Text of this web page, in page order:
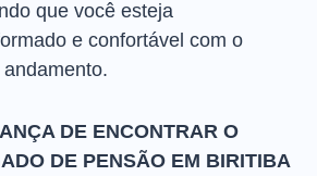
que você esteja
e confortável com o
DE ENCONTRAR O
DE PENSÃO EM BIRITIBA